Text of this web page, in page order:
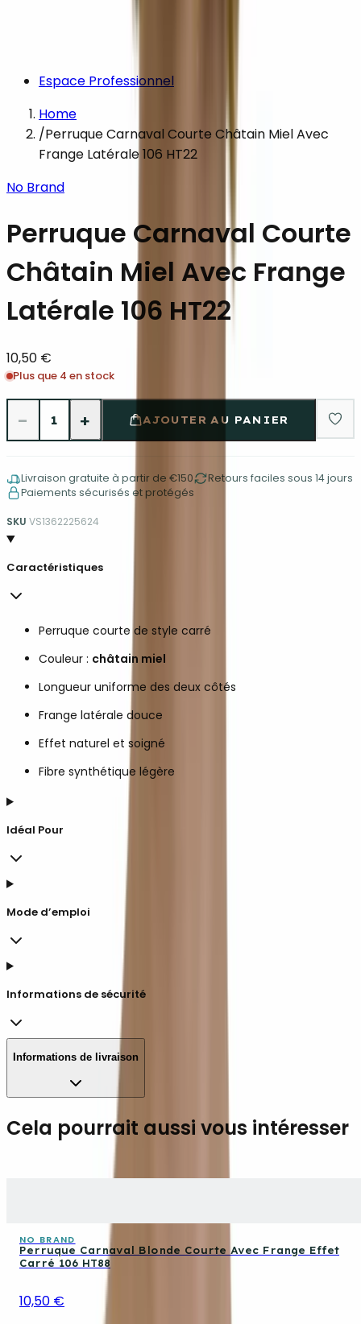
Espace Professionnel
Home
/Perruque Carnaval Courte Châtain Miel Avec
Frange Latérale 106 HT22
No Brand
Perruque Carnaval Courte
Châtain Miel Avec Frange
Latérale 106 HT22
10,50 €
Plus que 4 en stock
− 1 + AJOUTER AU PANIER
Livraison gratuite à partir de €150
Retours faciles sous 14 jours
Paiements sécurisés et protégés
SKU VS1362225624
Caractéristiques
Perruque courte de style carré
Couleur : châtain miel
Longueur uniforme des deux côtés
Frange latérale douce
Effet naturel et soigné
Fibre synthétique légère
Idéal Pour
Mode d’emploi
Informations de sécurité
Informations de livraison
Cela pourrait aussi vous intéresser
NO BRAND
Perruque Carnaval Blonde Courte Avec Frange Effet
Carré 106 HT88
10,50 €